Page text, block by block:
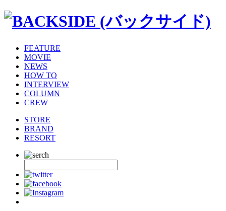
FEATURE
MOVIE
NEWS
HOW TO
INTERVIEW
COLUMN
CREW
STORE
BRAND
RESORT